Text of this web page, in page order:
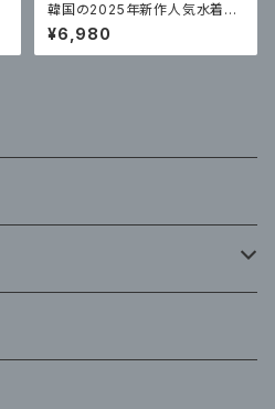
韓国の2025年新作人気水着レ
ディーススプリットセクシーなビ
キニ3点セット
¥6,980